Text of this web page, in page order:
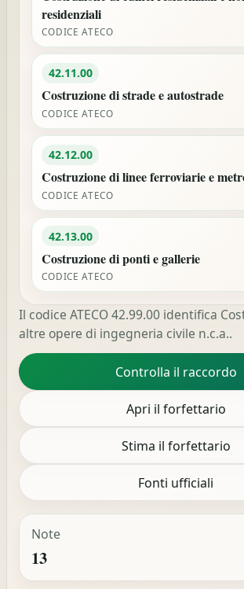
residenziali
CODICE ATECO
42.11.00
Costruzione di strade e autostrade
CODICE ATECO
42.12.00
Costruzione di linee ferroviarie e
CODICE ATECO
42.13.00
Costruzione di ponti e gallerie
CODICE ATECO
Il codice ATECO 42.99.00 identifica
altre opere di ingegneria civile n.c.a..
Controlla il raccordo
Apri il forfettario
Stima il forfettario
Fonti ufficiali
Note
13